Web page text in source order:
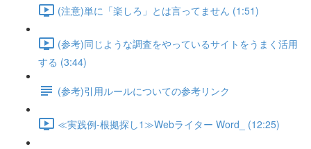
(注意)単に「楽しろ」とは言ってません (1:51)
(参考)同じような調査をやっているサイトをうまく活用
する (3:44)
(参考)引用ルールについての参考リンク
≪実践例-根拠探し1≫Webライター Word_ (12:25)